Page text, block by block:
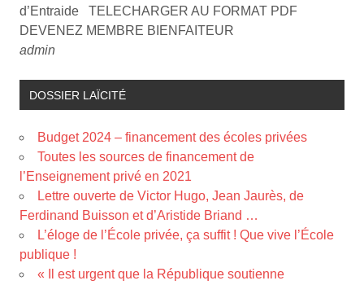
d’Entraide TELECHARGER AU FORMAT PDF
DEVENEZ MEMBRE BIENFAITEUR
admin
DOSSIER LAÏCITÉ
Budget 2024 – financement des écoles privées
Toutes les sources de financement de
l’Enseignement privé en 2021
Lettre ouverte de Victor Hugo, Jean Jaurès, de
Ferdinand Buisson et d’Aristide Briand …
L’éloge de l’École privée, ça suffit ! Que vive l’École
publique !
« Il est urgent que la République soutienne